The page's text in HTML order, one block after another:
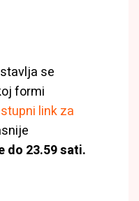
se
formi
link za
do 23.59 sati.